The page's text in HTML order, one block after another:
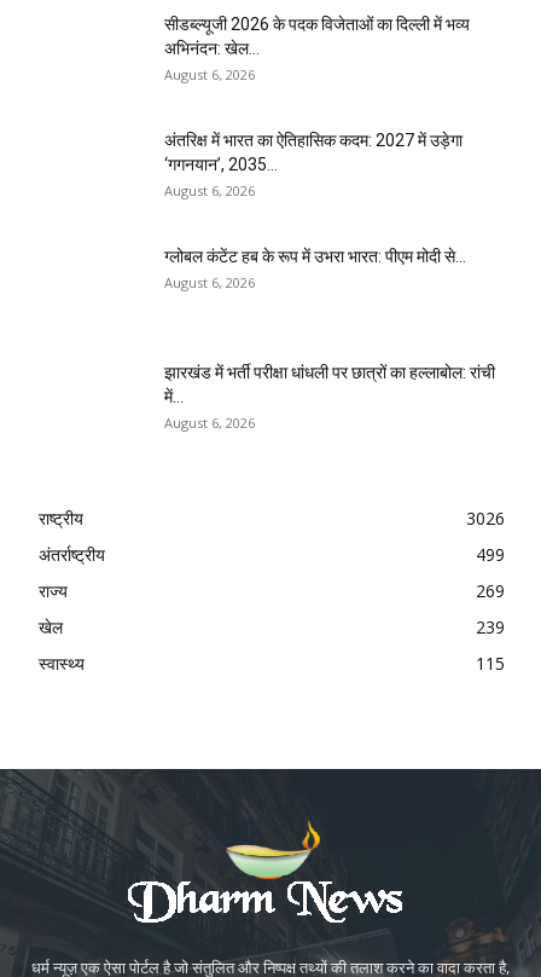
सीडब्ल्यूजी 2026 के पदक विजेताओं का दिल्ली में भव्य
अभिनंदन: खेल...
August 6, 2026
अंतरिक्ष में भारत का ऐतिहासिक कदम: 2027 में उड़ेगा
‘गगनयान’, 2035...
August 6, 2026
ग्लोबल कंटेंट हब के रूप में उभरा भारत: पीएम मोदी से...
August 6, 2026
झारखंड में भर्ती परीक्षा धांधली पर छात्रों का हल्लाबोल: रांची
में...
August 6, 2026
राष्ट्रीय
3026
अंतर्राष्ट्रीय
499
राज्य
269
खेल
239
स्वास्थ्य
115
धर्म न्यूज़ एक ऐसा पोर्टल है जो संतुलित और निष्पक्ष तथ्यों की तलाश करने का वादा करता है,